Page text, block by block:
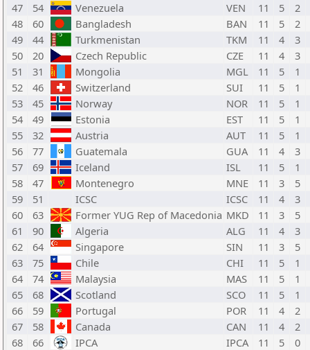
47
54 Venezuela VEN 11 5
2
48
60 Bangladesh BAN 11 5
2
49
44 Turkmenistan TKM 11 4
3
50
20 Czech Republic CZE 11 4
3
51
31 Mongolia MGL 11 5
1
52
46 Switzerland SUI 11 5
1
53
45 Norway NOR 11 5
1
54
49 Estonia EST 11 5
1
55
32 Austria AUT 11 5
1
56
77 Guatemala GUA 11 4
3
57
69 Iceland ISL 11 5
1
58
47 Montenegro MNE 11 3
5
59
51 ICSC ICSC 11 4
3
60
63 Former YUG Rep of Macedonia MKD 11 3
5
61
90 Algeria ALG 11 4
3
62
64 Singapore SIN 11 3
5
63
75 Chile CHI 11 5
1
64
74 Malaysia MAS 11 5
1
65
68 Scotland SCO 11 5
1
66
59 Portugal POR 11 4
2
67
58 Canada CAN 11 4
2
68
66 IPCA IPCA 11 5
0